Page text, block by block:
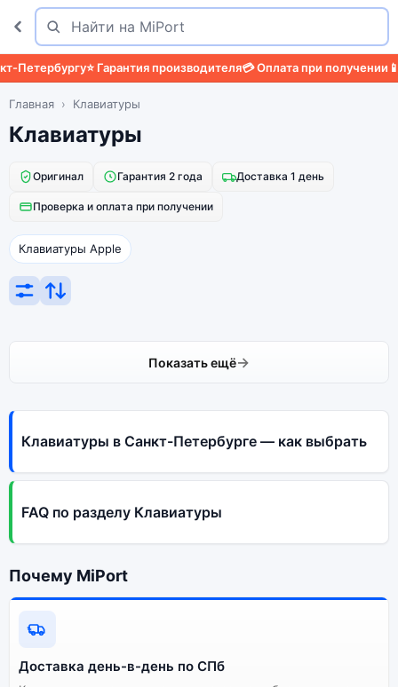
Поиск
Найти
⭐ Гарантия производителя💳 Оплата при получении📱
Главная Клавиатуры
Клавиатуры
Оригинал Гарантия 2 года Доставка 1 день
Проверка и оплата при получении
Клавиатуры Apple
Показать ещё
Клавиатуры в Санкт-Петербурге — как выбрать
FAQ по разделу Клавиатуры
Почему MiPort
Доставка день-в-день по СПб